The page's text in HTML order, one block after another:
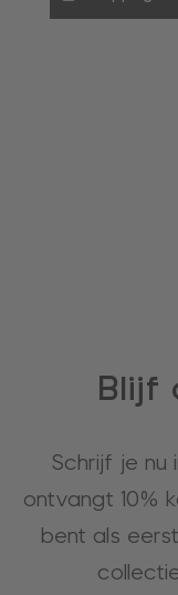
Blijf
Schrijf je nu
ontvangt 10%
bent als